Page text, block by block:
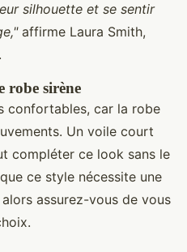
silhouette et se sentir
affirme Laura Smith,
robe sirène
confortables, car la robe
Un voile court
compléter ce look sans le
ce style nécessite une
assurez-vous de vous